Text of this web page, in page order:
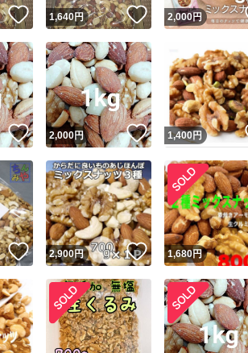
スピード発送
安心発送 このユーザーは設
いいね！
1,640円 いいね！
2,000円
いいね！
2,000円 いいね！
1,400円
いいね！
2,900円 いいね！
1,680円